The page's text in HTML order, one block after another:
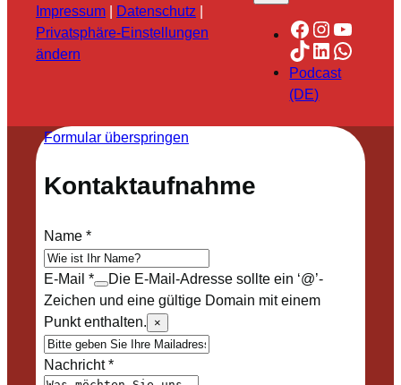
Impressum | Datenschutz |
Privatsphäre-Einstellungen
ändern
Facebook
TikTok
LinkedIn
Podcast
(DE)
Formular überspringen
Kontaktaufnahme
Name*
E-Mail *
Die E-Mail-Adresse sollte ein ‘@’-
Zeichen und eine gültige Domain mit einem
Punkt enthalten.
×
Nachricht*